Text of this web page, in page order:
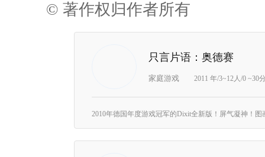
© 著作权归作者所有
只言片语：奥德赛
家庭游戏 2011 年/3~12人/0 ~30